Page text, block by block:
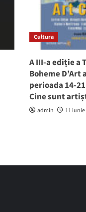
Cultura
A III-a ediție a
Boheme D’Art
perioada 14-
Cine sunt
admin 11 iunie